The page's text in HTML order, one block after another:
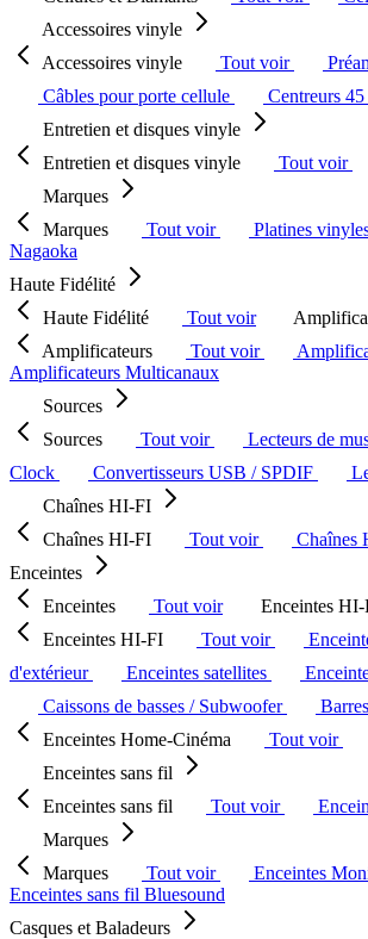
Accessoires vinyle
Accessoires vinyle
Tout voir
Câbles pour porte cellule
Centreurs
Entretien et disques vinyle
Entretien et disques vinyle
Tout voir
Marques
Marques
Tout voir Platines
Nagaoka
Haute Fidélité
Haute Fidélité
Tout voir
Amplificateurs
Tout voir
Amplificateurs Multicanaux
Sources
Sources
Tout voir Lecteurs de
Clock
Convertisseurs USB / SPDIF
Chaînes HI-FI
Chaînes HI-FI
Tout voir Chaînes
Enceintes
Enceintes
Tout voir
Enceintes
Enceintes HI-FI
Tout voir
d'extérieur
Enceintes satellites
Caissons de basses / Subwoofer
Enceintes Home-Cinéma
Tout voir
Enceintes sans fil
Enceintes sans fil
Tout voir
Marques
Marques
Tout voir Enceintes
Enceintes sans fil Bluesound
Casques et Baladeurs